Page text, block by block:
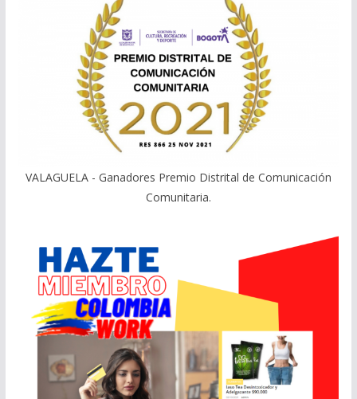
VALAGUELA - Ganadores Premio Distrital de Comunicación
Comunitaria.